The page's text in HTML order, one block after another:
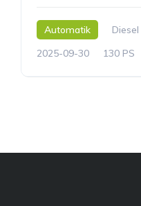
Automatik
Diesel
2025-09-30
130 PS